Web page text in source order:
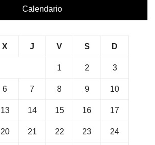
Calendario
X J V S D
1 2 3
6 7 8 9 10
13 14 15 16 17
20 21 22 23 24